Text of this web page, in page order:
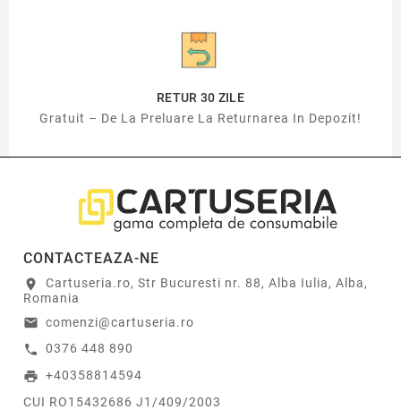
RETUR 30 ZILE
Gratuit – De La Preluare La Returnarea In Depozit!
CONTACTEAZA-NE
location_on
Cartuseria.ro, Str Bucuresti nr. 88, Alba Iulia, Alba,
Romania
email comenzi@cartuseria.ro
call 0376 448 890
print +40358814594
CUI RO15432686 J1/409/2003